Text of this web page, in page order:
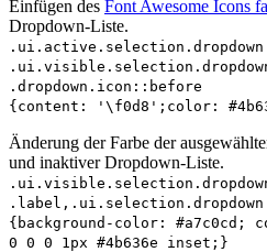
Einfügen des Font Awesome Icons
Dropdown-Liste.
.ui.active.selection.dropdown
.dropdown.icon::before
{content: '\f0d8';color:
Änderung der Farbe der
und inaktiver Dropdown-Liste.
{background-color:
0 0 0 1px #4b636e inset;}